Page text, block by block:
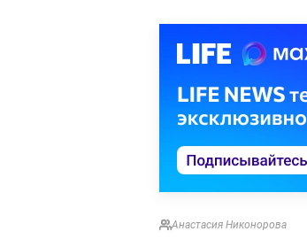
Анастасия Никонорова